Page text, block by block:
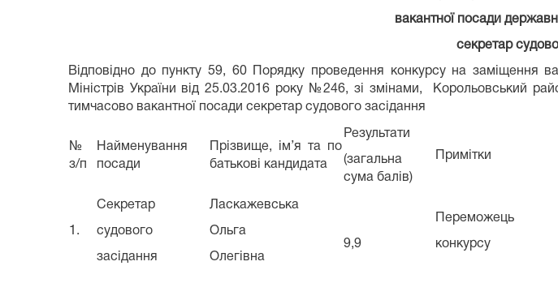
вакантної посади
секретар
Відповідно до пункту 59, 60 Порядку проведення конкурсу на заміщення
Міністрів України від 25.03.2016 року №246, зі змінами, Корольовський
тимчасово вакантної посади секретар судового засідання
№
з/п
Найменування
посади
Прізвище, ім’я та по
батькові кандидата
Результати
(загальна
сума балів)
Примітки
1.
Секретар
судового
засідання
Ласкажевська
Ольга
Олегівна
9,9
Переможець
конкурсу